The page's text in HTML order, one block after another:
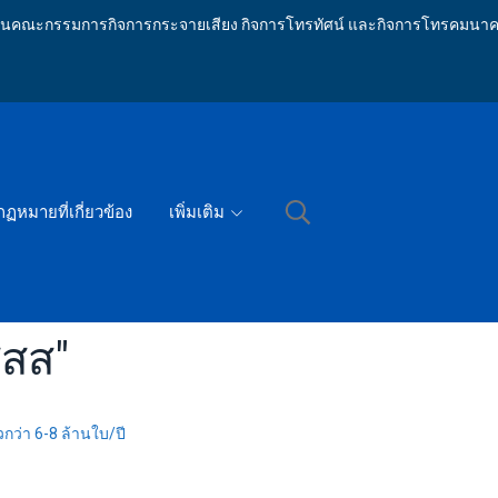
ณะกรรมการกิจการกระจายเสียง กิจการโทรทัศน์ และกิจการโทรคมนา
ฏหมายที่เกี่ยวข้อง เพิ่มเติม
ส"
กว่า 6-8 ล้านใบ/ปี